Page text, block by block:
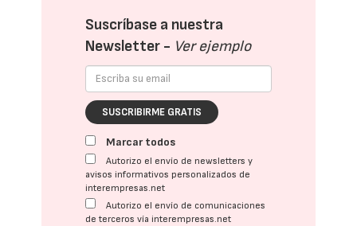
Suscríbase a nuestra
Newsletter - Ver ejemplo
SUSCRIBIRME GRATIS
Marcar todos
Autorizo el envío de newsletters y
avisos informativos personalizados de
interempresas.net
Autorizo el envío de comunicaciones
de terceros vía interempresas.net